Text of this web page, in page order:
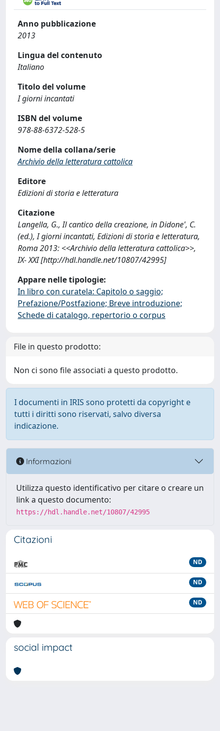
Anno pubblicazione
2013
Lingua del contenuto
Italiano
Titolo del volume
I giorni incantati
ISBN del volume
978-88-6372-528-5
Nome della collana/serie
Archivio della letteratura cattolica
Editore
Edizioni di storia e letteratura
Citazione
Langella, G., Il cantico della creazione, in Didone', C.
(ed.), I giorni incantati, Edizioni di storia e letteratura,
Roma 2013: <<Archivio della letteratura cattolica>>,
IX- XXI [http://hdl.handle.net/10807/42995]
Appare nelle tipologie:
In libro con curatela: Capitolo o saggio;
Prefazione/Postfazione; Breve introduzione;
Schede di catalogo, repertorio o corpus
File in questo prodotto:
Non ci sono file associati a questo prodotto.
I documenti in IRIS sono protetti da copyright e
tutti i diritti sono riservati, salvo diversa
indicazione.
Informazioni
Utilizza questo identificativo per citare o creare un
link a questo documento:
https://hdl.handle.net/10807/42995
Citazioni
ND
ND
ND
social impact